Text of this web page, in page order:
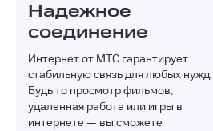
Надежное
соединение
Интернет от МТС гарантирует
стабильную связь для любых нужд.
Будь то просмотр фильмов,
удаленная работа или игры в
интернете — вы сможете